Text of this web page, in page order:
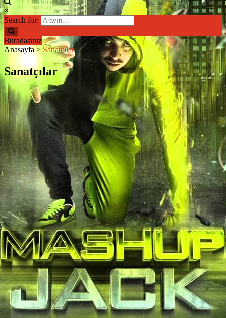
×
Search for:
Buradasınız
Anasayfa>Sanatçılar
Sanatçılar